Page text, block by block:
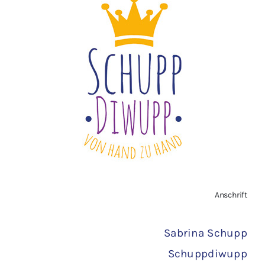
Widerrufsbelehrung
Anschrift
Sabrina Schupp
Schuppdiwupp